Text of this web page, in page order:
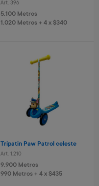
Art. 396
5.100 Metros
1.020 Metros + 4 x $340
Tripatin Paw Patrol celeste
Art. 1.210
9.900 Metros
990 Metros + 4 x $435